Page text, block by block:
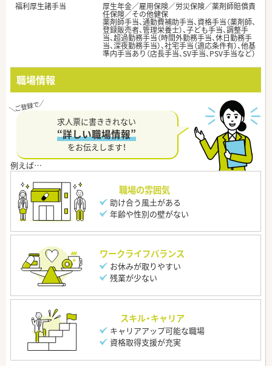
福利厚生諸手当
厚生年金／雇用保険／労災保険／薬剤師賠償責
任保険／その他健保
薬剤師手当、通勤費補助手当、資格手当（薬剤師、
登録販売者、管理栄養士）、子ども手当、調整手
当、超過勤務手当（時間外勤務手当、休日勤務手
当、深夜勤務手当）、社宅手当（適応条件有）、他基
準内手当あり（店長手当、SV手当、PSV手当など）
職場情報
求人票に書ききれない
“詳しい職場情報”
をお伝えします！
職場の雰囲気
助け合う風土がある
年齢や性別の壁がない
ワークライフバランス
お休みが取りやすい
残業が少ない
スキル・キャリア
キャリアアップ可能な職場
資格取得支援が充実